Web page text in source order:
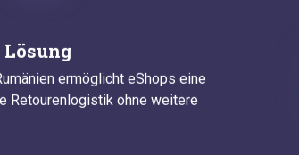
Lösung
ermöglicht eShops eine
Retourenlogistik ohne weitere